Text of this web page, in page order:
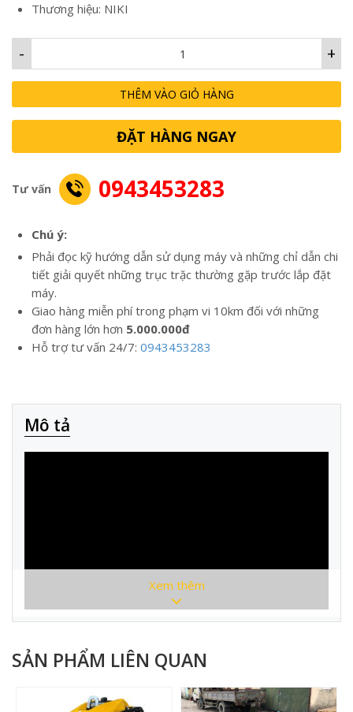
Thương hiệu: NIKI
+
-
THÊM VÀO GIỎ HÀNG
ĐẶT HÀNG NGAY
Tư vấn 0943453283
Chú ý:
Phải đọc kỹ hướng dẫn sử dụng máy và những chỉ dẫn chi
tiết giải quyết những trục trặc thường gặp trước lắp đặt
máy.
Giao hàng miễn phí trong phạm vi 10km đối với những
đơn hàng lớn hơn 5.000.000đ
Hỗ trợ tư vấn 24/7: 0943453283
Mô tả
Hình ảnh thực tế sản phẩm
Xem thêm
SẢN PHẨM LIÊN QUAN